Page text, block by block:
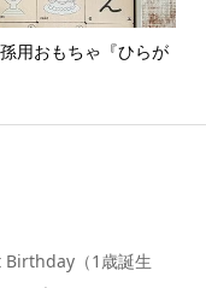
用おもちゃ『ひらが
（1歳誕生